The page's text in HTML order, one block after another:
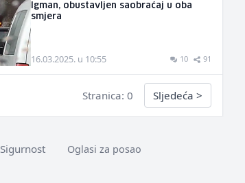
Igman, obustavljen saobraćaj u oba
smjera
16.03.2025. u 10:55 10 91
Stranica: 0 Sljedeća >
Sigurnost Oglasi za posao